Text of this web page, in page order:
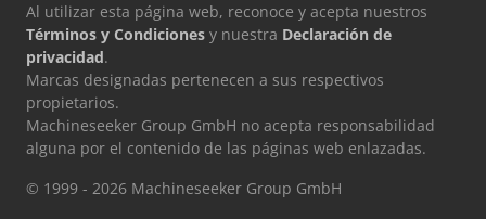
Al utilizar esta página web, reconoce y acepta nuestros
Términos y Condiciones y nuestra Declaración de
privacidad.
Marcas designadas pertenecen a sus respectivos
propietarios.
Machineseeker Group GmbH no acepta responsabilidad
alguna por el contenido de las páginas web enlazadas.
© 1999 - 2026 Machineseeker Group GmbH